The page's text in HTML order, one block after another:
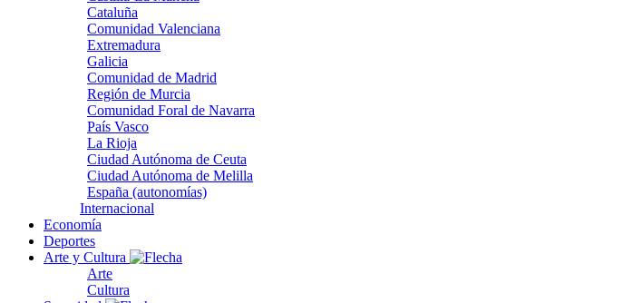
Cataluña
Comunidad Valenciana
Extremadura
Galicia
Comunidad de Madrid
Región de Murcia
Comunidad Foral de Navarra
País Vasco
La Rioja
Ciudad Autónoma de Ceuta
Ciudad Autónoma de Melilla
España (autonomías)
Internacional
Economía
Deportes
Arte y Cultura
Arte
Cultura